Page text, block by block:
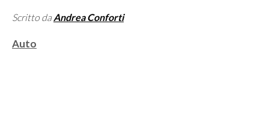
Scritto da Andrea Conforti
Categorie
Auto